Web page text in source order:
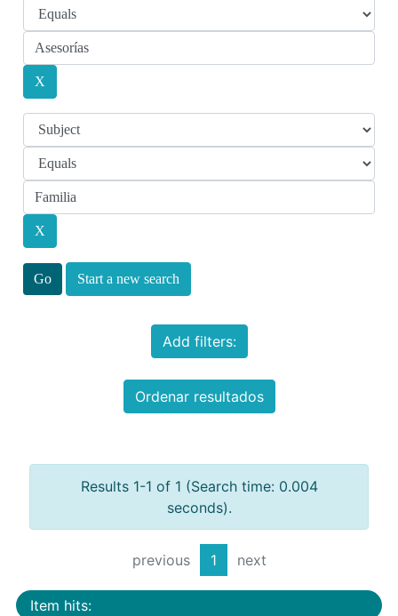
Start a new search
Add filters:
Ordenar resultados
Results 1-1 of 1 (Search time: 0.004
seconds).
previous 1 next
Item hits: